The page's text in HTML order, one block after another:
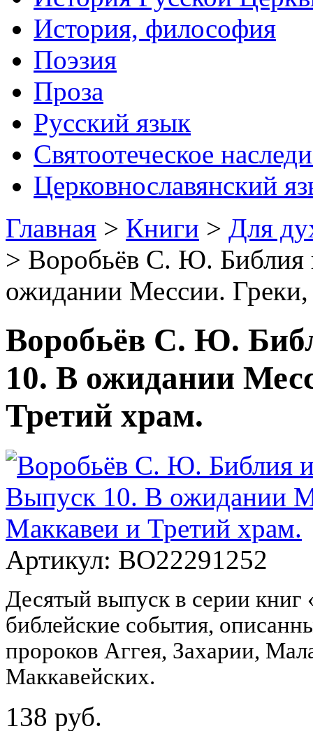
История, философия
Поэзия
Проза
Русский язык
Святоотеческое
Церковнославянский
Главная > Книги > Для
> Воробьёв С. Ю. Библия
ожидании Мессии.
Воробьёв С. Ю.
10. В ожидании
Третий храм.
Артикул: ВО22291252
Десятый выпуск в серии книг
библейские события,
пророков Аггея, Захарии,
Маккавейских.
138 руб.